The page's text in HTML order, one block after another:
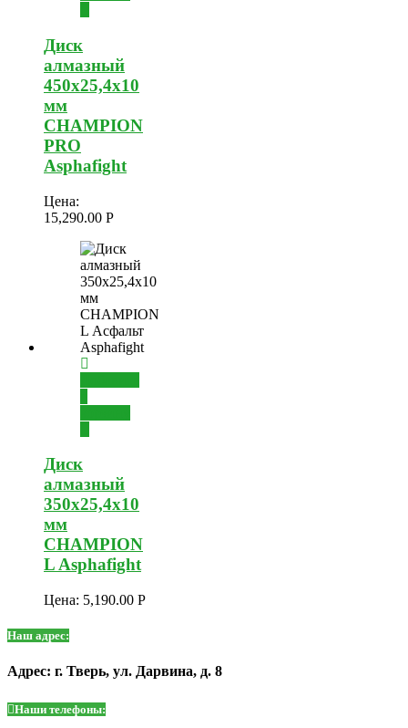
Диск
алмазный
450х25,4х10
мм
CHAMPION
PRO
Asphafight
Цена:
15,290.00 Р
Диск
алмазный
350х25,4х10
мм
CHAMPION
L Asphafight
Цена: 5,190.00 Р
Наш адрес:
Адрес: г. Тверь, ул. Дарвина, д. 8
Наши телефоны: